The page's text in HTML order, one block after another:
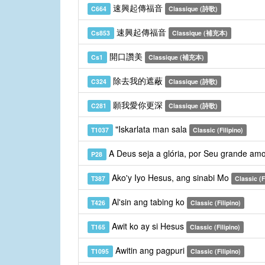
C664 速興起傳福音 Classique (詩歌)
Cs853 速興起傳福音 Classique (補充本)
Cs1 開口讚美 Classique (補充本)
C324 除去我的遮蔽 Classique (詩歌)
C281 願我愛你更深 Classique (詩歌)
T1037 "Iskarlata man sala Classic (Filipino)
P28 A Deus seja a glória, por Seu grande
T387 Ako'y Iyo Hesus, ang sinabi Mo Classic
T426 Al'sin ang tabing ko Classic (Filipino)
T165 Awit ko ay si Hesus Classic (Filipino)
T1095 Awitin ang pagpuri Classic (Filipino)